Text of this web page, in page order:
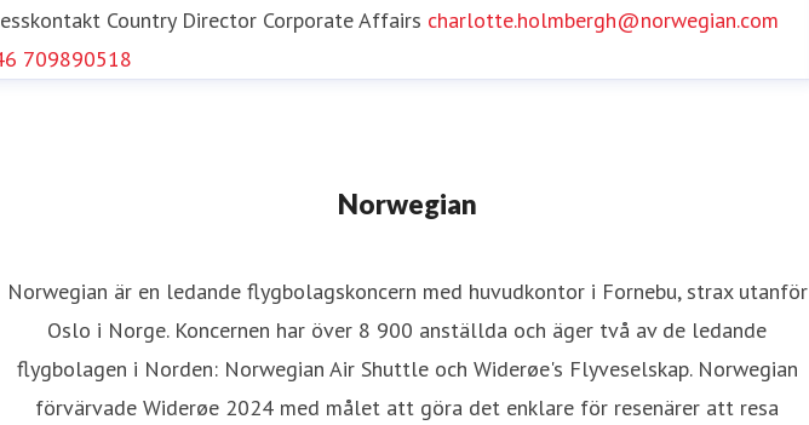
Country Director Corporate Affairs charlotte.holmbergh@norwegian.com
709890518
Norwegian
Norwegian är en ledande flygbolagskoncern med huvudkontor i Fornebu, strax utanför
Oslo i Norge. Koncernen har över 8 900 anställda och äger två av de ledande
flygbolagen i Norden: Norwegian Air Shuttle och Widerøe's Flyveselskap. Norwegian
förvärvade Widerøe 2024 med målet att göra det enklare för resenärer att resa